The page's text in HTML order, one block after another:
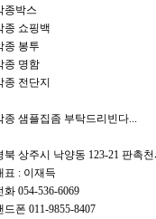
종박스
종 쇼핑백
종 봉투
종 명함
종 전단지
종 샘플집좀 부탁드리빈다...
북 상주시 낙양동 123-21 판촉
표 : 이재득
화 054-536-6069
드폰 011-9855-8407